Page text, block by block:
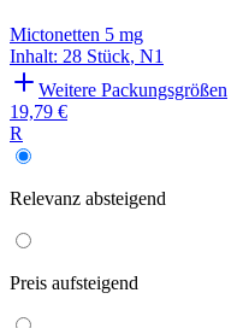
Mictonetten 5 mg
Inhalt: 28 Stück, N1
Weitere Packungsgrößen
19,79 €
R
Relevanz absteigend
Preis aufsteigend